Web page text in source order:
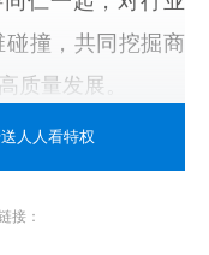
撞，共同挖掘商
质量发展。
"锌"机遇，携手
人人看特权
接：